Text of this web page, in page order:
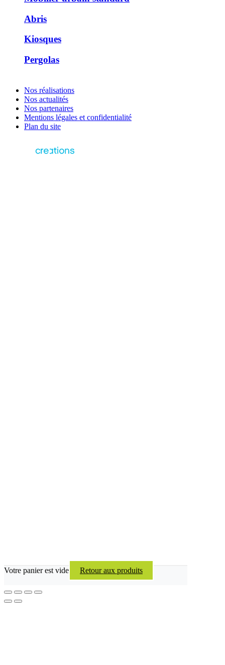
Abris
Kiosques
Pergolas
Nos réalisations
Nos actualités
Nos partenaires
Mentions légales et confidentialité
Plan du site
Votre panier est vide Retour aux produits